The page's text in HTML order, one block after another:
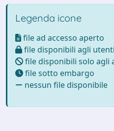
Legenda icone
file ad accesso aperto
file disponibili agli
file disponibili solo agli
file sotto embargo
nessun file disponibile